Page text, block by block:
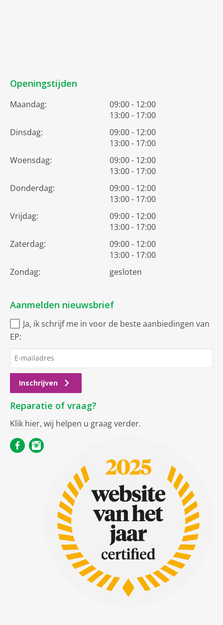
Openingstijden
Maandag:
09:00 - 12:00
13:00 - 17:00
Dinsdag:
09:00 - 12:00
13:00 - 17:00
Woensdag:
09:00 - 12:00
13:00 - 17:00
Donderdag:
09:00 - 12:00
13:00 - 17:00
Vrijdag:
09:00 - 12:00
13:00 - 17:00
Zaterdag:
09:00 - 12:00
13:00 - 17:00
Zondag:
gesloten
Aanmelden nieuwsbrief
Ja, ik schrijf me in voor de beste aanbiedingen van
EP:
Inschrijven
Reparatie of vraag?
Klik hier, wij helpen u graag verder.